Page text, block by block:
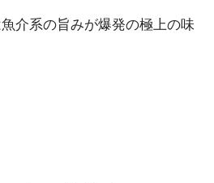
介系の旨みが爆発の極上の味